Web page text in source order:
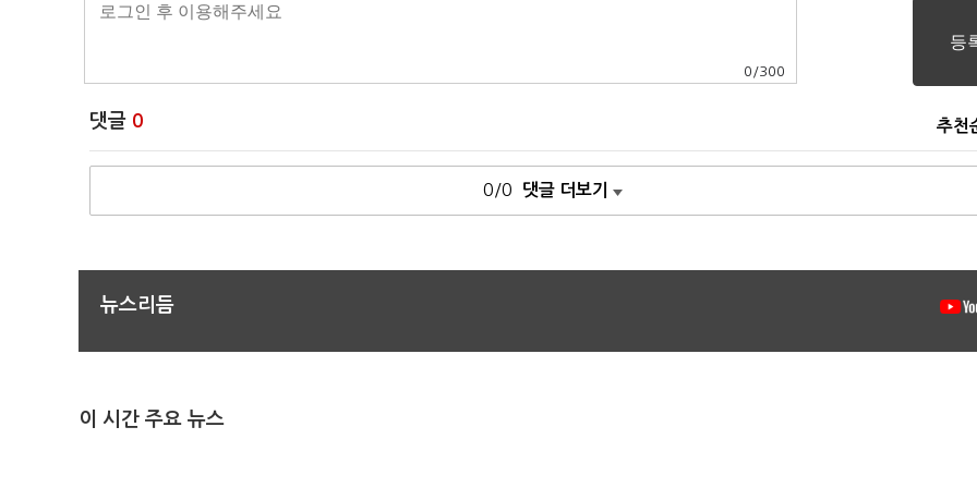
0 /300
댓글 0 추천
0/0 댓글 더보기
뉴스리듬
이 시간 주요 뉴스